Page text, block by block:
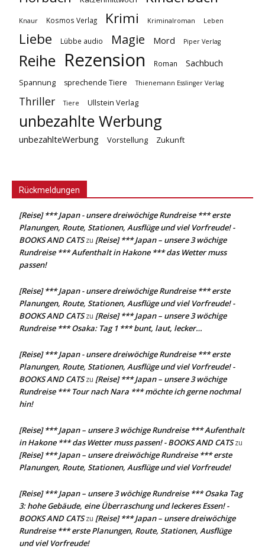
Knaur Kosmos Verlag Krimi Kriminalroman Leben
Liebe Lübbe audio Magie Mord Piper Verlag
Reihe Rezension Roman Sachbuch
Spannung sprechende Tiere Thienemann Esslinger Verlag
Thriller Tiere Ullstein Verlag
unbezahlte Werbung
unbezahlteWerbung Vorstellung Zukunft
Rückmeldungen
[Reise] *** Japan - unsere dreiwöchige Rundreise *** erste
Planungen, Route, Stationen, Ausflüge und viel Vorfreude! -
BOOKS AND CATSzu [Reise] *** Japan – unsere 3 wöchige
Rundreise *** Aufenthalt in Hakone *** das Wetter muss
passen!
[Reise] *** Japan - unsere dreiwöchige Rundreise *** erste
Planungen, Route, Stationen, Ausflüge und viel Vorfreude! -
BOOKS AND CATSzu [Reise] *** Japan – unsere 3 wöchige
Rundreise *** Osaka: Tag 1 *** bunt, laut, lecker…
[Reise] *** Japan - unsere dreiwöchige Rundreise *** erste
Planungen, Route, Stationen, Ausflüge und viel Vorfreude! -
BOOKS AND CATSzu [Reise] *** Japan – unsere 3 wöchige
Rundreise *** Tour nach Nara *** möchte ich gerne nochmal
hin!
[Reise] *** Japan – unsere 3 wöchige Rundreise *** Aufenthalt
in Hakone *** das Wetter muss passen! - BOOKS AND CATSzu
[Reise] *** Japan – unsere dreiwöchige Rundreise *** erste
Planungen, Route, Stationen, Ausflüge und viel Vorfreude!
[Reise] *** Japan – unsere 3 wöchige Rundreise *** Osaka Tag
3: hohe Gebäude, eine Überraschung und leckeres Essen! -
BOOKS AND CATSzu [Reise] *** Japan – unsere dreiwöchige
Rundreise *** erste Planungen, Route, Stationen, Ausflüge
und viel Vorfreude!